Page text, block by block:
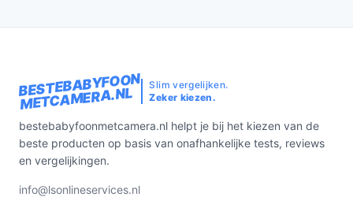
BESTEBABYFOON
METCAMERA.NL
Slim vergelijken.
Zeker kiezen.
bestebabyfoonmetcamera.nl helpt je bij het kiezen van de
beste producten op basis van onafhankelijke tests, reviews
en vergelijkingen.
info@lsonlineservices.nl